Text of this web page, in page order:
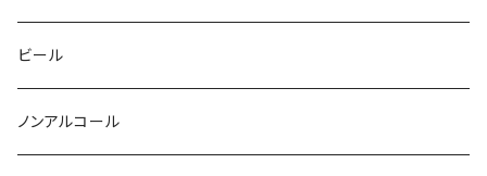
アルゼンチン
日本
シチリア
チリ
オーストラリア
ビール
ノンアルコール